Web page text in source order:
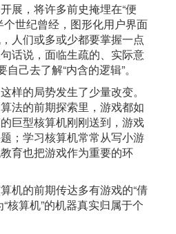
展，将许多前史掩埋在“便
个世纪曾经，图形化用户界面
人们或多或少都要掌握一点
话说，面临生疏的、实际意
己去了解“内含的逻辑”。
样的局势发生了少量改变。
法的前期探索里，游戏都如
巨型核算机刚刚送到，游戏
；学习核算机常常从写小游
育也把游戏作为重要的环
机的前期传达多有游戏的“倩
核算机”的机器真实归属于个